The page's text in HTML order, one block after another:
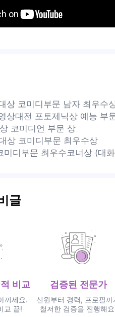
상 코미디부문 남자 최우수
상대전 포토제닉상 예능 부
코미디언 부문 상
상 코미디부문 최우수상
미디부문 최우수코너상 (대
글
비교
끼세요.
교 끝!
검증된 전문가
신원부터 경력, 프로필까
철저한 검증을 진행해